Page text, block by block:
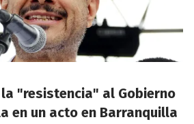
"resistencia" al Gobierno
en un acto en Barranquilla